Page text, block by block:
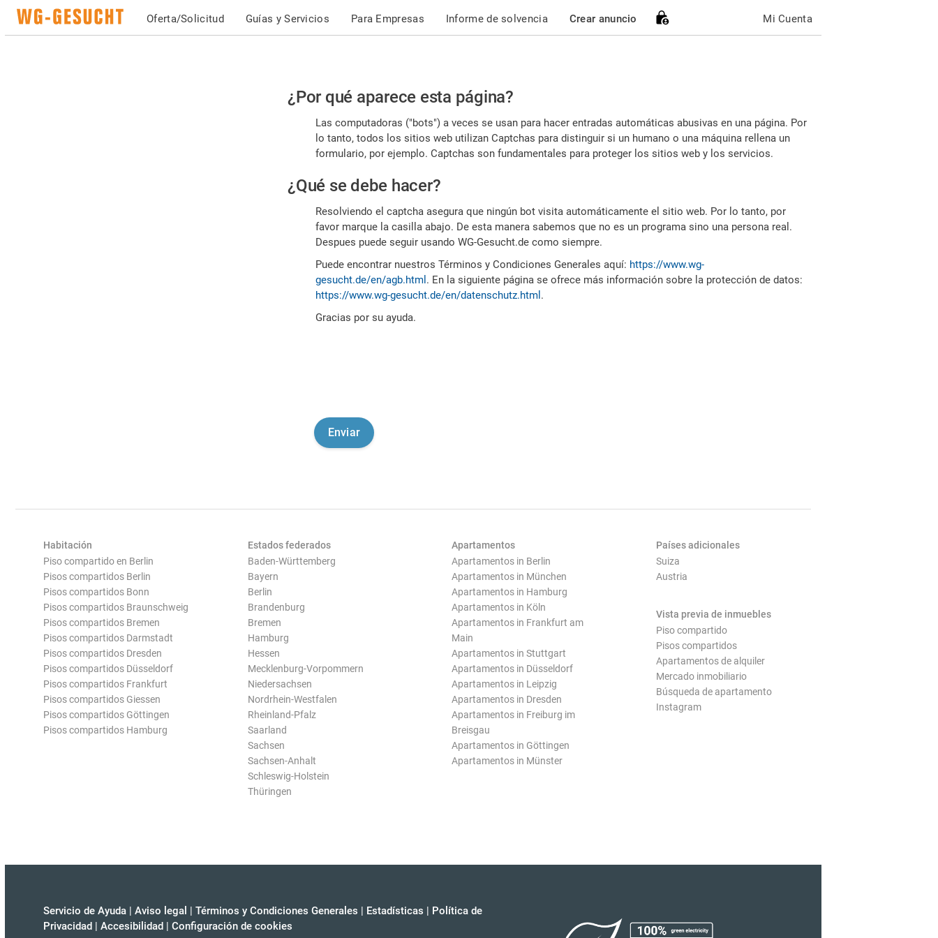
Oferta/Solicitud Guías y Servicios Para Empresas Informe de solvencia Crear anuncio Mi Cuenta
Por
favor,
confirme
es
humano
¿Por qué aparece esta página?
Las computadoras ("bots") a veces se usan para hacer entradas automáticas abusivas en una página. Por
lo tanto, todos los sitios web utilizan Captchas para distinguir si un humano o una máquina rellena un
formulario, por ejemplo. Captchas son fundamentales para proteger los sitios web y los servicios.
¿Qué se debe hacer?
Resolviendo el captcha asegura que ningún bot visita automáticamente el sitio web. Por lo tanto, por
favor marque la casilla abajo. De esta manera sabemos que no es un programa sino una persona real.
Despues puede seguir usando WG-Gesucht.de como siempre.
Puede encontrar nuestros Términos y Condiciones Generales aquí: https://www.wg-
gesucht.de/en/agb.html . En la siguiente página se ofrece más información sobre la protección de datos:
https://www.wg-gesucht.de/en/datenschutz.html .
Gracias por su ayuda.
Habitación
Piso compartido en Berlin
Pisos compartidos Berlin
Pisos compartidos Bonn
Pisos compartidos Braunschweig
Pisos compartidos Bremen
Pisos compartidos Darmstadt
Pisos compartidos Dresden
Pisos compartidos Düsseldorf
Pisos compartidos Frankfurt
Pisos compartidos Giessen
Pisos compartidos Göttingen
Pisos compartidos Hamburg
Estados federados
Baden-Württemberg
Bayern
Berlin
Brandenburg
Bremen
Hamburg
Hessen
Mecklenburg-Vorpommern
Niedersachsen
Nordrhein-Westfalen
Rheinland-Pfalz
Saarland
Sachsen
Sachsen-Anhalt
Schleswig-Holstein
Thüringen
Apartamentos
Apartamentos in Berlin
Apartamentos in München
Apartamentos in Hamburg
Apartamentos in Köln
Apartamentos in Frankfurt am
Main
Apartamentos in Stuttgart
Apartamentos in Düsseldorf
Apartamentos in Leipzig
Apartamentos in Dresden
Apartamentos in Freiburg im
Breisgau
Apartamentos in Göttingen
Apartamentos in Münster
Países adicionales
Suiza
Austria
Vista previa de inmuebles
Piso compartido
Pisos compartidos
Apartamentos de alquiler
Mercado inmobiliario
Búsqueda de apartamento
Instagram
Servicio de Ayuda | Aviso legal | Términos y Condiciones Generales | Estadísticas | Política de
Privacidad | Accesibilidad | Configuración de cookies